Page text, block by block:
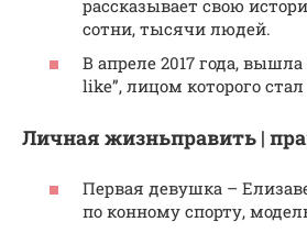
рассказывает свою
сотни, тысячи людей.
В апреле 2017 года, вышла
like”, лицом которого
Личная жизньправить |
Первая девушка –
по конному спорту,